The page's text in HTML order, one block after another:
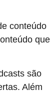
conteúdo
que
são
Além